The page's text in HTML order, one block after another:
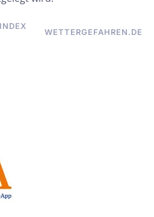
WETTERGEFAHREN.DE